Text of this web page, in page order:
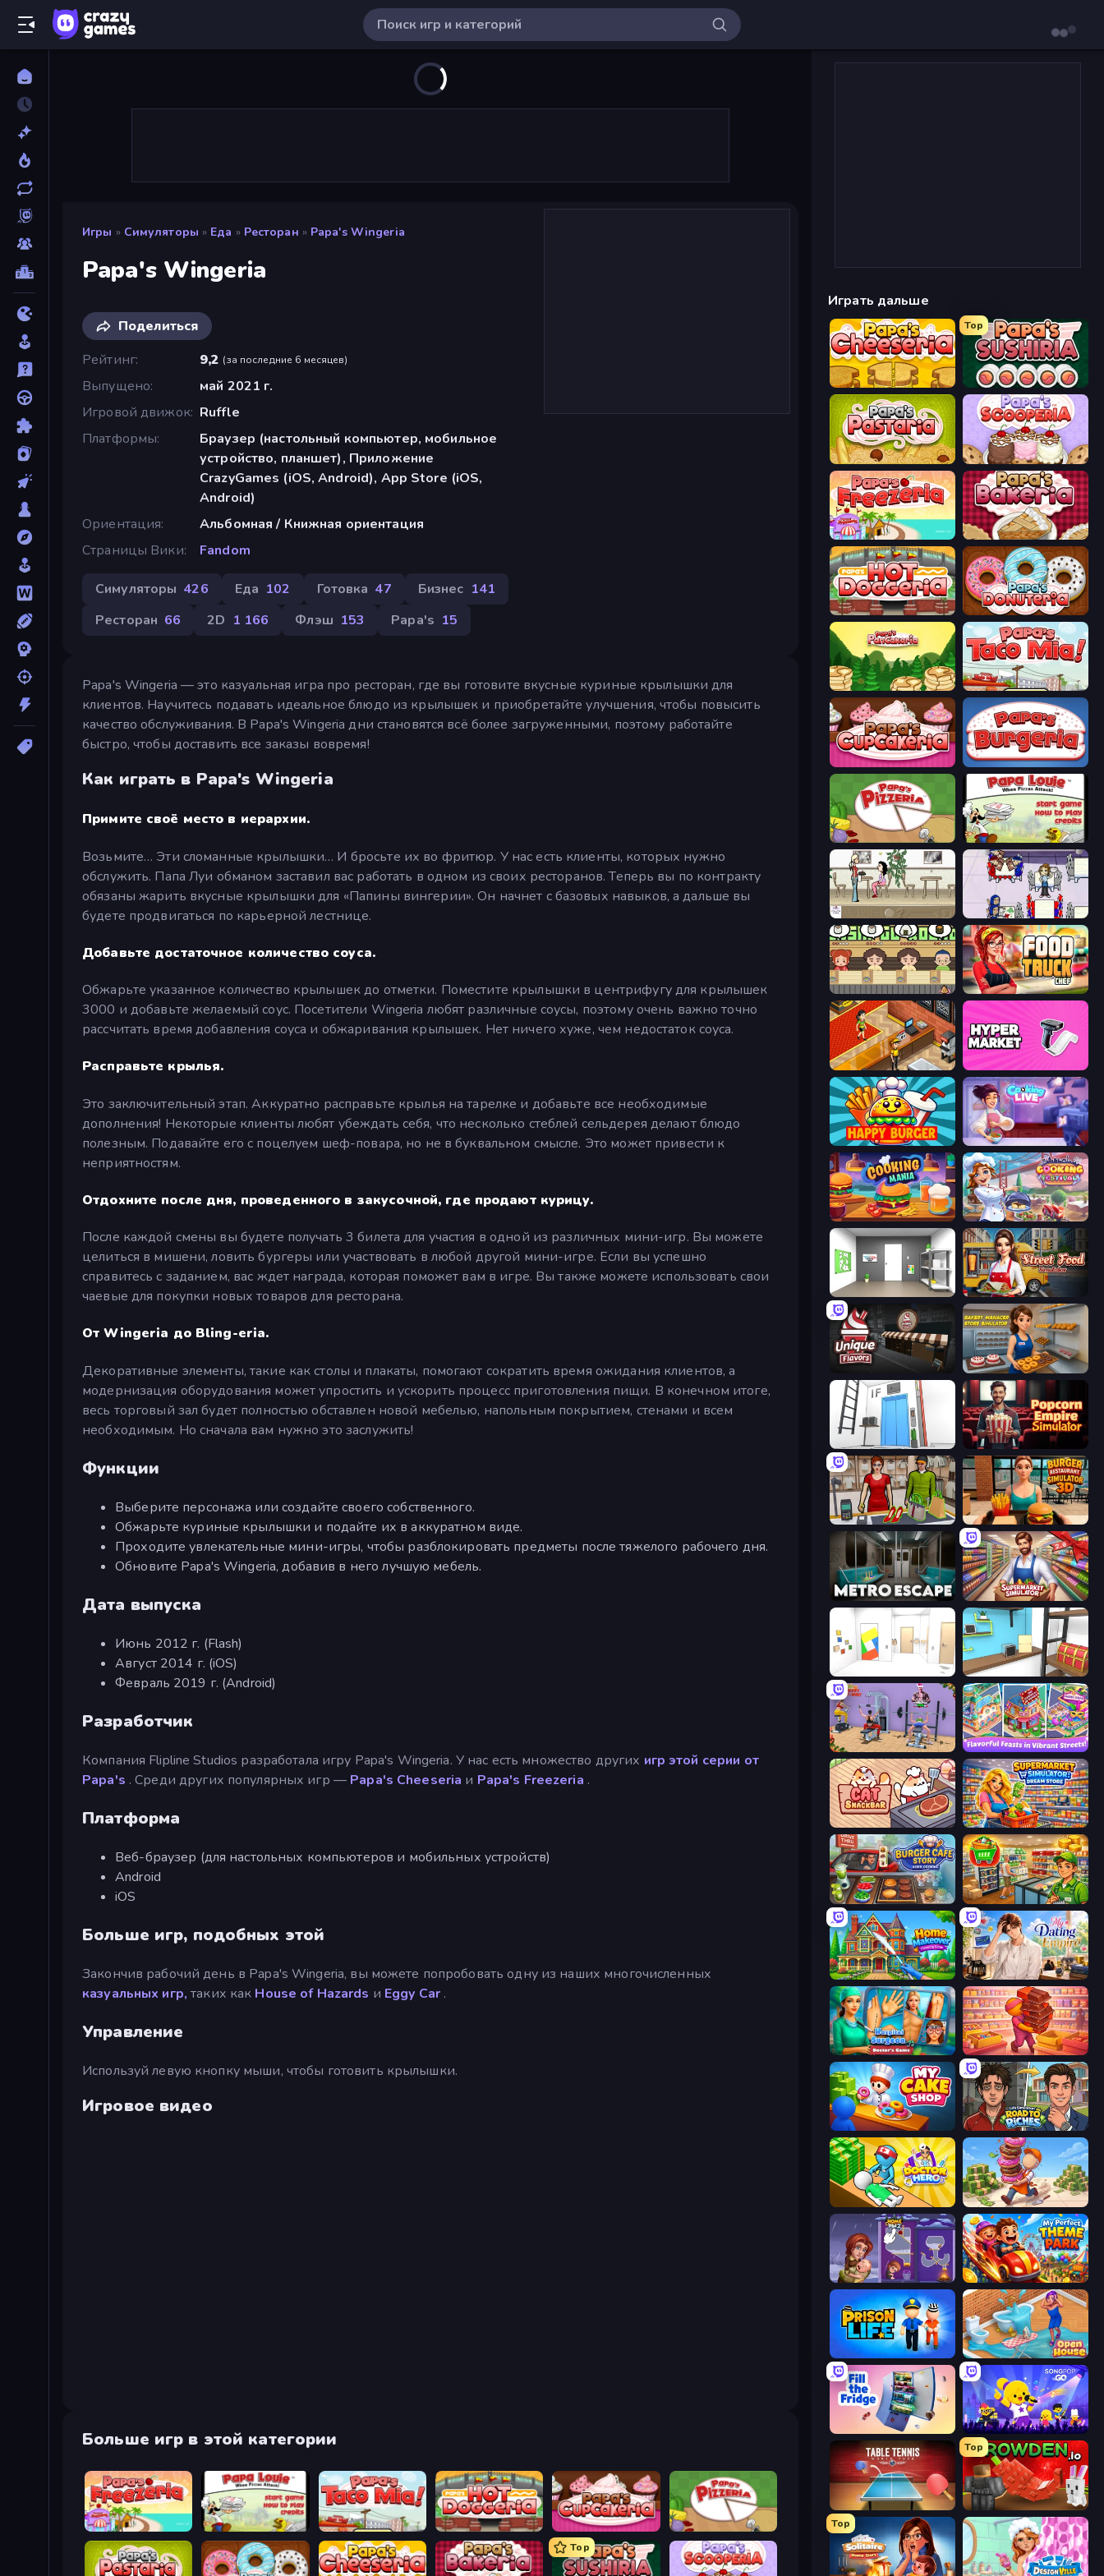
Игры » Симуляторы » Еда » Ресторан » Papa's Wingeria
Papa's Wingeria
Поделиться
Рейтинг
9,2 (за последние 6 месяцев)
Выпущено
май 2021 г.
Игровой движок Ruffle
Платформы
Браузер (настольный компьютер, мобильное
устройство, планшет), Приложение
CrazyGames (iOS, Android), App Store (iOS,
Android)
Ориентация
Альбомная / Книжная ориентация
Страницы Вики
Fandom
Симуляторы 426 Еда 102 Готовка 47 Бизнес 141
Ресторан 66 2D 1 166 Флэш 153 Papa's 15
Papa's Wingeria — это казуальная игра про ресторан, где вы готовите вкусные куриные крылышки для
клиентов. Научитесь подавать идеальное блюдо из крылышек и приобретайте улучшения, чтобы повысить
качество обслуживания. В Papa's Wingeria дни становятся всё более загруженными, поэтому работайте
быстро, чтобы доставить все заказы вовремя!
Как играть в Papa's Wingeria
Примите своё место в иерархии.
Возьмите… Эти сломанные крылышки… И бросьте их во фритюр. У нас есть клиенты, которых нужно
обслужить. Папа Луи обманом заставил вас работать в одном из своих ресторанов. Теперь вы по контракту
обязаны жарить вкусные крылышки для «Папины вингерии». Он начнет с базовых навыков, а дальше вы
будете продвигаться по карьерной лестнице.
Добавьте достаточное количество соуса.
Обжарьте указанное количество крылышек до отметки. Поместите крылышки в центрифугу для крылышек
3000 и добавьте желаемый соус. Посетители Wingeria любят различные соусы, поэтому очень важно точно
рассчитать время добавления соуса и обжаривания крылышек. Нет ничего хуже, чем недостаток соуса.
Расправьте крылья.
Это заключительный этап. Аккуратно расправьте крылья на тарелке и добавьте все необходимые
дополнения! Некоторые клиенты любят убеждать себя, что несколько стеблей сельдерея делают блюдо
полезным. Подавайте его с поцелуем шеф-повара, но не в буквальном смысле. Это может привести к
неприятностям.
Отдохните после дня, проведенного в закусочной, где продают курицу.
После каждой смены вы будете получать 3 билета для участия в одной из различных мини-игр. Вы можете
целиться в мишени, ловить бургеры или участвовать в любой другой мини-игре. Если вы успешно
справитесь с заданием, вас ждет награда, которая поможет вам в игре. Вы также можете использовать свои
чаевые для покупки новых товаров для ресторана.
От Wingeria до Bling-eria.
Декоративные элементы, такие как столы и плакаты, помогают сократить время ожидания клиентов, а
модернизация оборудования может упростить и ускорить процесс приготовления пищи. В конечном итоге,
весь торговый зал будет полностью обставлен новой мебелью, напольным покрытием, стенами и всем
необходимым. Но сначала вам нужно это заслужить!
Функции
Выберите персонажа или создайте своего собственного.
Обжарьте куриные крылышки и подайте их в аккуратном виде.
Проходите увлекательные мини-игры, чтобы разблокировать предметы после тяжелого рабочего дня.
Обновите Papa's Wingeria, добавив в него лучшую мебель.
Дата выпуска
Июнь 2012 г. (Flash)
Август 2014 г. (iOS)
Февраль 2019 г. (Android)
Разработчик
Компания Flipline Studios разработала игру Papa's Wingeria. У нас есть множество других игр этой серии от
Papa's . Среди других популярных игр — Papa's Cheeseria и Papa's Freezeria .
Платформа
Веб-браузер (для настольных компьютеров и мобильных устройств)
Android
iOS
Больше игр, подобных этой
Закончив рабочий день в Papa's Wingeria, вы можете попробовать одну из наших многочисленных
казуальных игр, таких как House of Hazards и Eggy Car .
Управление
Используй левую кнопку мыши, чтобы готовить крылышки.
Игровое видео
Больше игр в этой категории
Papa's Freezeria Papa Louie: When Pizzas Attack Papa's Taco Mia Papa's Hot Doggeria Papas Cupcakeria Papa's Pizzeria
Top
Играть дальше
Papa's Cheeseria
Top
Papa's Sushiria
Papa's Pastaria Papa's Scooperia
Papa's Freezeria Papa's Bakeria
Papa's Hot Doggeria Papa's Donuteria
Papa's Pancakeria Papa's Taco Mia
Papas Cupcakeria Papa's Burgeria
Papa's Pizzeria Papa Louie: When Pizzas Attack
The Waitress Diner Dash
Food Truck Chef™: A Fun Cooking Game
Cinema Panic 2 Hypermarket 3D
Happy Burger Cooking Live
Cooking Mania Cooking Festival
Paint Room Escape Street Food Simulator
Unique Flavors Bakery Manager: Store Simulator
Elevator Room Escape
Shop Master 3D
Metro Escape Supermarket Simulator: Store Manager
Mirror Room Escape Game Cafe Escape
Gym Simulator 2024 Mom's Diary 2
Cat Snack Bar Supermarket Simulator: Dream Store
Burger Cafe Story ASMR Cooking Supermarket Simulator: Desert
Home Makeover Cleaning Game My Dating Empire
Hospital Surgeon: Doctor's Game Candy Packing Store
My Cake Shop Life Simulator: Road to Riches
Doctor Hero Donut Place
Home Pin 2 My Perfect Theme Park
Prison Life Open House
Fill The Fridge SongPop GO
Table Tennis World Tour
Top
Grow A Garden | Growden.io
Top